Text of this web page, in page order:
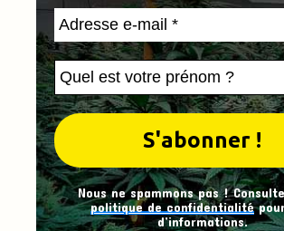
Nous ne spammons pas !
politique de confidentialité
d’informations.